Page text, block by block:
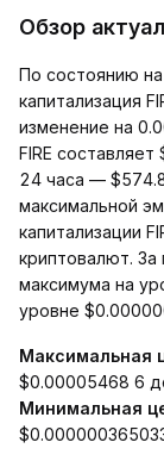
Обзор
По состоянию
капитализация
изменение на
FIRE
24 часа —
максимальной
капитализации
криптовалют. За
максимума на
уровне
Максимальная
$0.00005468 6
Минимальная